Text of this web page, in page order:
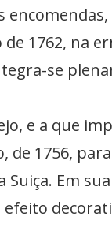
1762, na
se
e a que
1756,
Em